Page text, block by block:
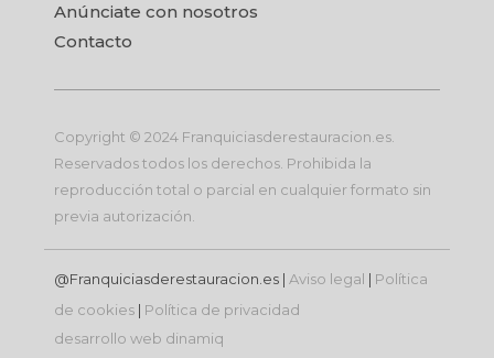
Anúnciate con nosotros
Contacto
Copyright © 2024 Franquiciasderestauracion.es.
Reservados todos los derechos. Prohibida la
reproducción total o parcial en cualquier formato sin
previa autorización.
@Franquiciasderestauracion.es | Aviso legal | Política
de cookies | Política de privacidad
desarrollo web dinamiq